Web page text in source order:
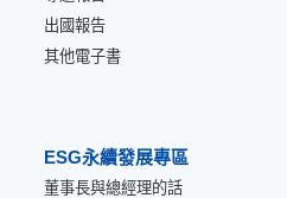
出國報告
其他電子書
ESG永續發展專區
董事長與總經理的話